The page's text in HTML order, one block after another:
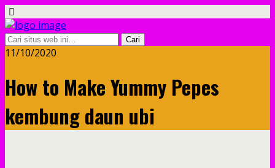
11/10/2020
How to Make Yummy Pepes
kembung daun ubi